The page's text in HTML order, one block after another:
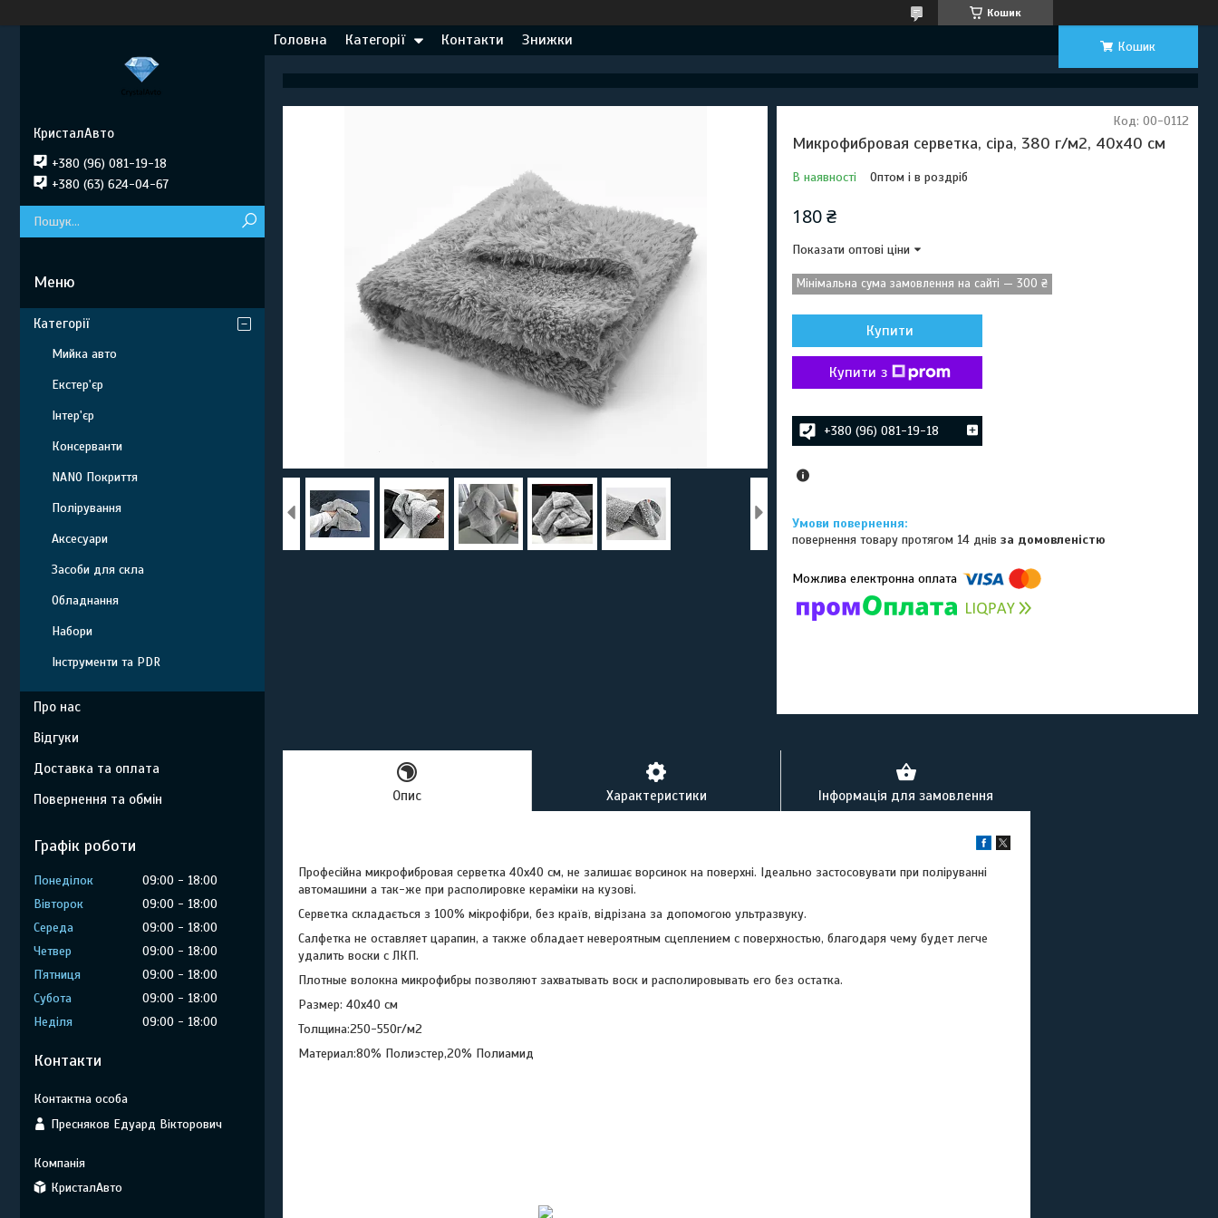
Кошик
Головна Категорії Контакти Знижки Кошик
Микрофибровая серветка, сіра, 380 г/м2, 40x40 см
В наявності Оптом і в роздріб
Код: 00-0112
180 ₴
Показати оптові ціни
Мінімальна сума замовлення на сайті — 300 ₴
Купити
Купити з
+380 (96) 081-19-18
повернення товару протягом 14 днівза домовленістю
Опис Характеристики Інформація для замовлення
Професійна микрофибровая серветка 40x40 см, не залишає ворсинок на поверхні. Ідеально застосовувати при поліруванні
автомашини а так-же при располировке кераміки на кузові.
Серветка складається з 100% мікрофібри, без країв, відрізана за допомогою ультразвуку.
Салфетка не оставляет царапин, а также обладает невероятным сцеплением с поверхностью, благодаря чему будет легче
удалить воски с ЛКП.
Плотные волокна микрофибры позволяют захватывать воск и располировывать его без остатка.
Размер: 40х40 см
Толщина:250-550г/м2
Материал:80% Полиэстер,20% Полиамид
КристалАвто
+380 (96) 081-19-18
+380 (63) 624-04-67
Категорії
Мийка авто
Екстер'єр
Інтер'єр
Консерванти
NANO Покриття
Полірування
Аксесуари
Засоби для скла
Обладнання
Набори
Інструменти та PDR
Про нас
Відгуки
Доставка та оплата
Повернення та обмін
Графік роботи
Понеділок 09:00
18:00
Вівторок
09:00
18:00
Середа
09:00
18:00
Четвер
09:00
18:00
Пʼятниця
09:00
18:00
Субота
09:00
18:00
Неділя
09:00 18:00
Контакти
Пресняков Едуард Вікторович
КристалАвто